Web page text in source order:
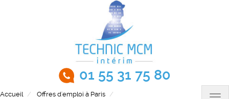
01 55 31 75 80
Accueil Offres d'emploi à Paris